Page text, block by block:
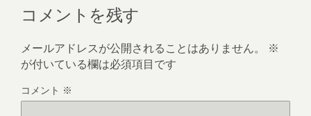
コメントを残す
メールアドレスが公開されることはありません。
※
が付いている欄は必須項目です
コメント ※